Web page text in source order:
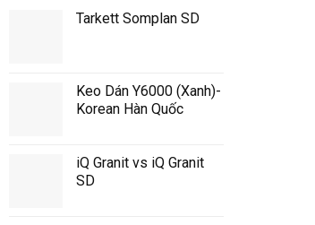
Tarkett Somplan SD
Keo Dán Y6000 (Xanh)-
Korean Hàn Quốc
iQ Granit vs iQ Granit
SD